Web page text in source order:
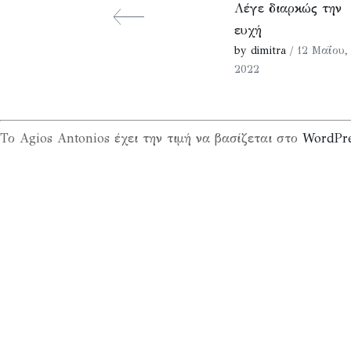
Λέγε διαρκώς την
ευχή
by dimitra / 12 Μαΐου,
2022
Το Agios Antonios έχει την τιμή να βασίζεται στο